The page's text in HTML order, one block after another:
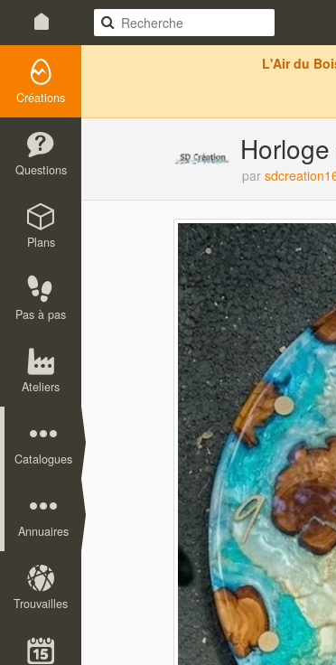
Créations
Questions
Plans
Pas à pas
Ateliers
Catalogues
Annuaires
Trouvailles
L'Air du
par